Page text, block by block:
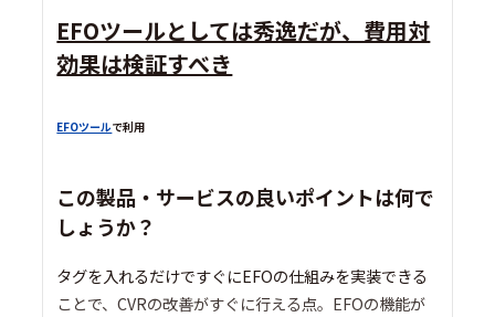
EFOツールとしては秀逸だが、費用対
効果は検証すべき
EFOツールで利用
この製品・サービスの良いポイントは何で
しょうか？
タグを入れるだけですぐにEFOの仕組みを実装できる
ことで、CVRの改善がすぐに行える点。EFOの機能が